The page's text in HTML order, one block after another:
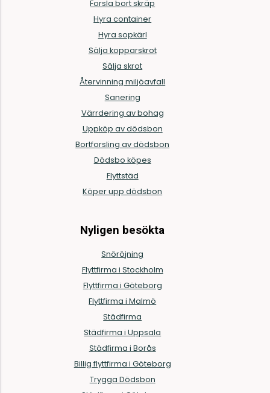
Forsla bort skräp
Hyra container
Hyra sopkärl
Sälja kopparskrot
Sälja skrot
Återvinning miljöavfall
Sanering
Värrdering av bohag
Uppköp av dödsbon
Bortforsling av dödsbon
Dödsbo köpes
Flyttstäd
Köper upp dödsbon
Nyligen besökta
Snöröjning
Flyttfirma i Stockholm
Flyttfirma i Göteborg
Flyttfirma i Malmö
Städfirma
Städfirma i Uppsala
Städfirma i Borås
Billig flyttfirma i Göteborg
Trygga Dödsbon